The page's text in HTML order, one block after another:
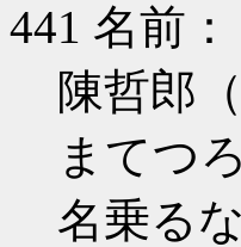
441 名前：
陳哲郎
まてつ
名乗る